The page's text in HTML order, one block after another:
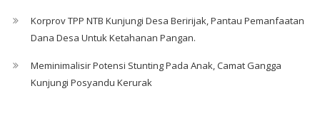
Korprov TPP NTB Kunjungi Desa Beririjak, Pantau Pemanfaatan
Dana Desa Untuk Ketahanan Pangan.
Meminimalisir Potensi Stunting Pada Anak, Camat Gangga
Kunjungi Posyandu Kerurak